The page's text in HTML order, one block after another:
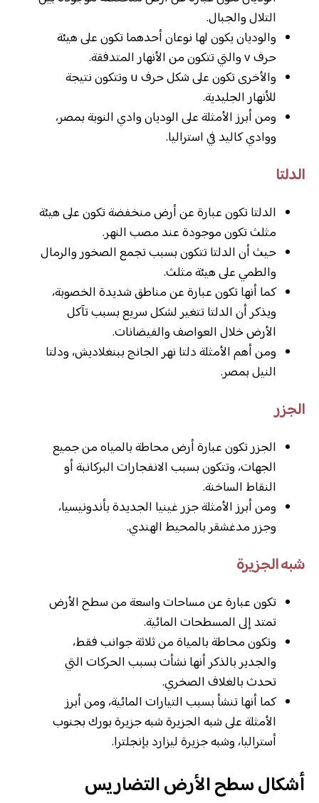
التلال والجبال.
والوديان يكون لها نوعان أحدهما تكون على هيئة
حرف v والتي تتكون من الأنهار المتدفقة.
والأخرى تكون على شكل حرف u وتتكون نتيجة
للأنهار الجليدية.
ومن أبرز الأمثلة على الوديان وادي النوبة بمصر،
ووادي كاليد في استراليا.
الدلتا
الدلتا تكون عبارة عن أرض منخفضة تكون على هيئة
مثلث تكون موجودة عند مصب النهر.
حيث أن الدلتا تتكون بسبب تجمع الصخور والرمال
والطمي على هيئة مثلث.
كما أنها تكون عبارة عن مناطق شديدة الخصوبة،
ويذكر أن الدلتا تتغير لشكل سريع بسبب تآكل
الأرض خلال العواصف والفيضانات.
ومن أهم الأمثلة دلتا نهر الجانج ببنغلاديش، ودلتا
النيل بمصر.
الجزر
الجزر تكون عبارة أرض محاطة بالمياه من جميع
الجهات، وتتكون بسبب الانفجارات البركانبة أو
النقاط الساخنة.
ومن أبرز الأمثلة جزر غينيا الجديدة بأندونيسيا،
وجزر مدغشقر بالمحيط الهندي.
شبه الجزيرة
تكون عبارة عن مساحات واسعة من سطح الأرض
تمتد إلى المسطحات المائية.
وتكون محاطة بالمياة من ثلاثة جوانب فقط،
والجدير بالذكر أنها نشأت بسبب الحركات التي
تحدث بالغلاف الصخري.
كما أنها تنشأ بسبب التيارات المائية، ومن أبرز
الأمثلة على شبه الجزيرة شبه جزيرة بورك بجنوب
أستراليا، وشبه جزيرة ليزارد بإنجلترا.
أشكال سطح الأرض التضاريس